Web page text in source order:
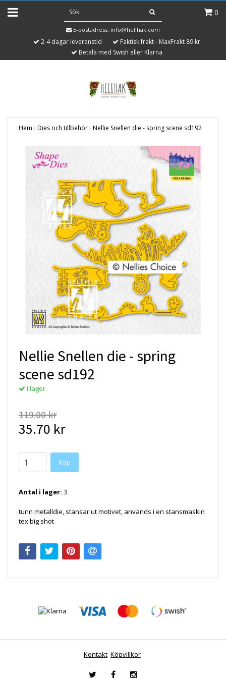
0
E-postadress: info@helihak.com
2-4 dagar leveranstid
Faktisk frakt - MaxFrakt 89 kr
Betala med Swish eller Klarna
Hem › Dies och tillbehör› Nellie Snellen die - spring scene sd192
Nellie Snellen die - spring
scene sd192
I lager.
119.00 kr
35.70 kr
Antal i lager: 3
tunn metalldie, stansar ut motivet, används i en stansmaskin
tex big shot
Kontakt Köpvillkor